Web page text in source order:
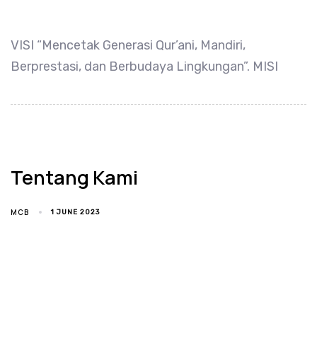
VISI “Mencetak Generasi Qur’ani, Mandiri,
Berprestasi, dan Berbudaya Lingkungan”. MISI
Tentang Kami
MCB 1 JUNE 2023